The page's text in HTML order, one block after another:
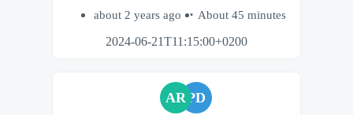
about 2 years ago
About 45 minutes
2024-06-21T11:15:00+0200
AR PD